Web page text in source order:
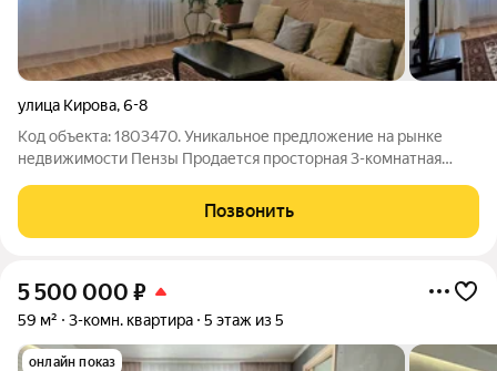
улица Кирова,6-8
Код объекта: 1803470. Уникальное предложение на рынке
недвижимости Пензы Продается просторная 3-комнатная
высоким качеством и надёжностью конструкции. Квартира
расположена на 3 этаже
Позвонить
5 500 000 ₽
59 м² 3-комн. квартира 5 этаж из 5
онлайн показ